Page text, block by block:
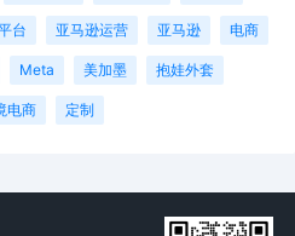
台 亚马逊运营 亚马逊 电商
Meta 美加墨 抱娃外套
电商 定制